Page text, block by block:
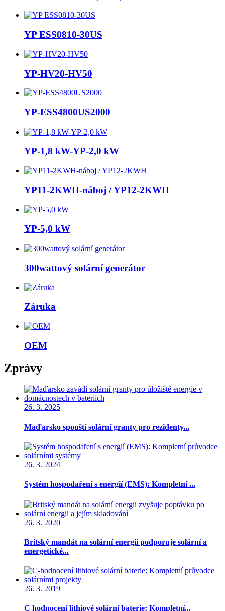
YP ESS0810-30US
YP-HV20-HV50
YP-ESS4800US2000
YP-1,8 kW-YP-2,0 kW
YP11-2KWH-náboj / YP12-2KWH
YP-5,0 kW
300wattový solární generátor
Záruka
OEM
Zprávy
26. 3. 2025
Maďarsko spouští solární granty pro rezidenty...
26. 3. 2024
Systém hospodaření s energií (EMS): Kompletní ...
26. 3. 2020
Britský mandát na solární energii podporuje solární a
energetické...
26. 3. 2019
C hodnocení lithiové solární baterie: Kompletní...